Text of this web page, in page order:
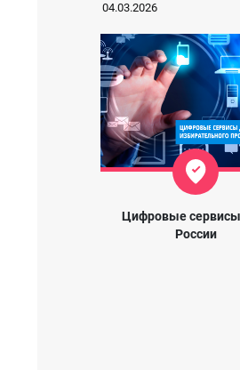
04.03.2026
Цифровые
России